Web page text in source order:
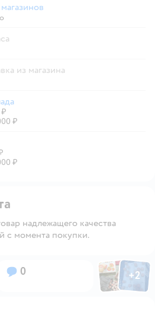
из магазина
₽
₽
₽
надлежащего качества
с момента покупки.
Вопросов:
0 ФотоФото
+2